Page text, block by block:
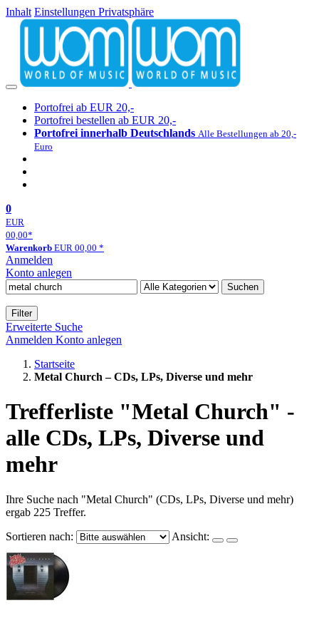
Inhalt Einstellungen Privatsphäre
Portofrei ab EUR 20,-
Portofrei bestellen ab EUR 20,-
Portofrei innerhalb Deutschlands Alle Bestellungen ab 20,-
Euro
0
EUR
00,00*
Warenkorb EUR 00,00 *
Anmelden
Konto anlegen
Suchen
Filter
Erweiterte Suche
Anmelden Konto anlegen
Startseite
Metal Church – CDs, LPs, Diverse und mehr
Trefferliste "Metal Church" -
alle CDs, LPs, Diverse und
mehr
Ihre Suche nach "Metal Church" (CDs, LPs, Diverse und mehr)
ergab 225 Treffer.
Sortieren nach:
Ansicht: